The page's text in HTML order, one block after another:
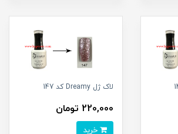
لاک ژل Dreamy کد 147
220,000 تومان